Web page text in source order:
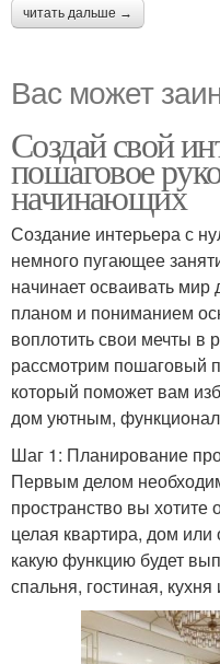
читать дальше →
Вас может
Создай свой
пошаговое
начинающих
Создание интерьера с
немного пугающее
начинает осваивать мир
планом и пониманием
воплотить свои мечты в
рассмотрим пошаговый
который поможет вам
дом уютным,
Шаг 1: Планирование
Первым делом
пространство вы
целая квартира, дом или
какую функцию будет
спальня, гостиная, кухня